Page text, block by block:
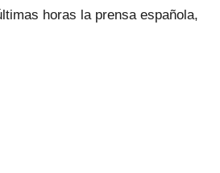
horas la prensa española,